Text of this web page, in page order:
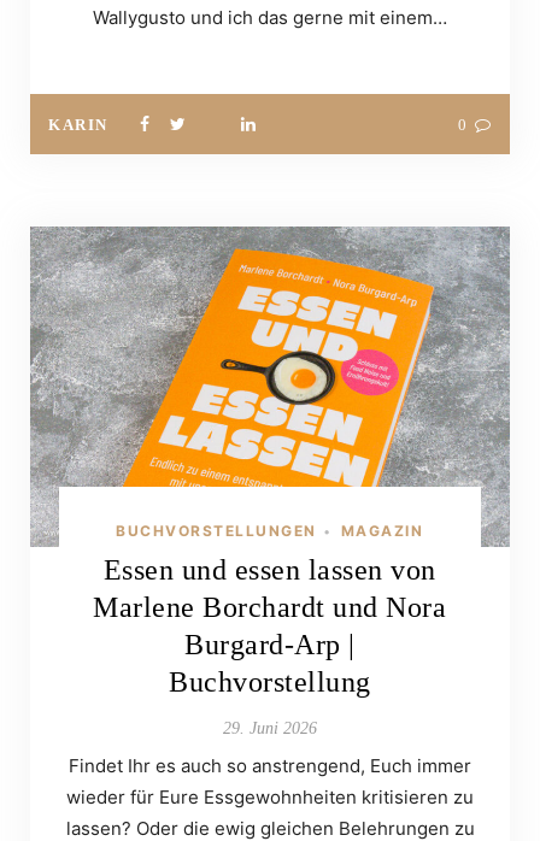
Wallygusto und ich das gerne mit einem…
KARIN 0
BUCHVORSTELLUNGEN • MAGAZIN
Essen und essen lassen von
Marlene Borchardt und Nora
Burgard-Arp |
Buchvorstellung
29. Juni 2026
Findet Ihr es auch so anstrengend, Euch immer
wieder für Eure Essgewohnheiten kritisieren zu
lassen? Oder die ewig gleichen Belehrungen zu